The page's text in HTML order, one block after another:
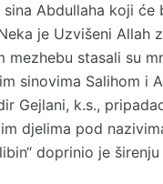
Abdullaha koji će
je Uzvišeni Allah
mezhebu stasali su
sinovima Salihom i
Gejlani, k.s.,
djelima pod
doprinio je